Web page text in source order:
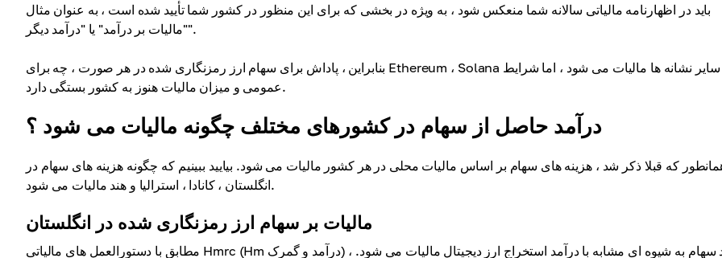
باید در اظهارنامه مالیاتی سالانه شما منعکس شود ، به ویژه در بخشی که برای این منظور در کشور شما تأیید شده است ، به عنوان مثال
"مالیات بر درآمد" یا "درآمد دیگر".
بنابراین ، پاداش برای سهام ارز رمزنگاری شده در هر صورت ، چه برای Ethereum ، Solana یا سایر نشانه ها مالیات می شود ، اما شرایط
عمومی و میزان مالیات هنوز به کشور بستگی دارد.
درآمد حاصل از سهام در کشورهای مختلف چگونه مالیات می شود ؟
که قبلا ذکر شد ، هزینه های سهام بر اساس مالیات محلی در هر کشور مالیات می شود. بیایید ببینیم که چگونه هزینه های سهام در
انگلستان ، کانادا ، استرالیا و هند مالیات می شود.
مالیات بر سهام ارز رمزنگاری شده در انگلستان
مطابق با دستورالعمل های مالیاتی Hmrc (Hm درآمد و گمرک) ، درآمد سهام به شیوه ای مشابه با درآمد استخراج ارز دیجیتال مالیات می شود.